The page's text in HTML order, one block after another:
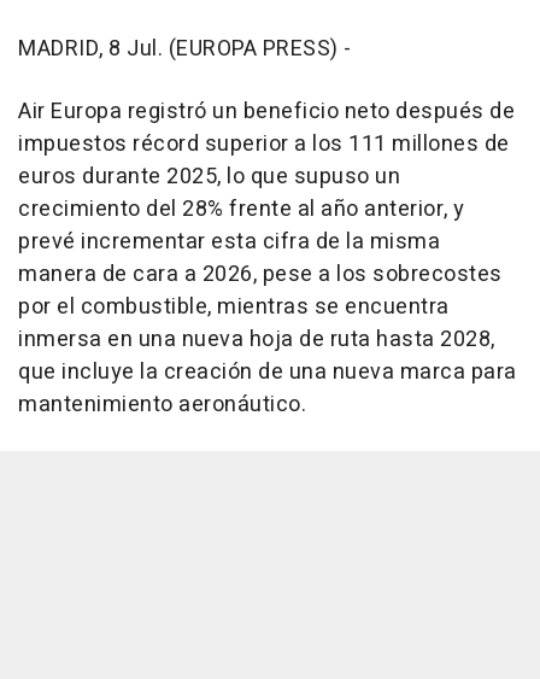
MADRID, 8 Jul. (EUROPA PRESS) -
Air Europa registró un beneficio neto después de
impuestos récord superior a los 111 millones de
euros durante 2025, lo que supuso un
crecimiento del 28% frente al año anterior, y
prevé incrementar esta cifra de la misma
manera de cara a 2026, pese a los sobrecostes
por el combustible, mientras se encuentra
inmersa en una nueva hoja de ruta hasta 2028,
que incluye la creación de una nueva marca para
mantenimiento aeronáutico.